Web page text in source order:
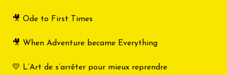
🎥 Ode to First Times
🎥 When Adventure became Everything
💛 L’Art de s’arrêter pour mieux reprendre